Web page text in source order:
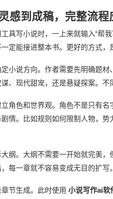
感到成稿，完整流程
具写小说时，一上来就输入“帮
定能接进整本书。更好的方式，
小说方向。作者需要先明确题
、现代甜宠，还是悬疑探案。不
角色和世界观。角色不是只有
情。比如规则如何限制人物，
纲。大纲不需要一开始就完美
每一章就不容易变成无目的扩写。
节生成。此时使用 小说写作ai软